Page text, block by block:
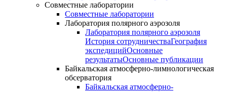
Совместные лаборатории
Совместные лаборатории
Лаборатория полярного аэрозоля
Лаборатория полярного аэрозоля
История сотрудничестваГеография
экспедицийОсновные
результатыОсновные публикации
Байкальская атмосферно-лимнологическая
обсерватория
Байкальская атмосферно-